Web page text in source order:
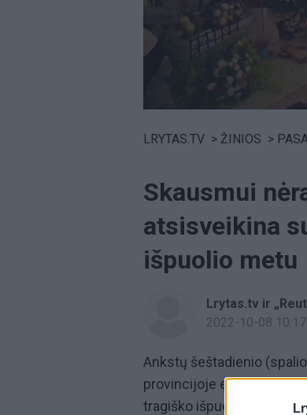
LRYTAS.TV > ŽINIOS >
Skausmui
atsisveikina
išpuolio metu
Lrytas.tv ir
2022-10-08 10:17
Ankstų šeštadienio
provincijoje esančiose
tragiško išpuoliu metu.